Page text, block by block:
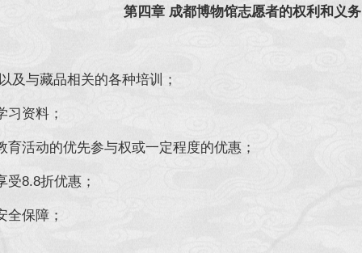
第四章 成都博物馆志愿者的权利和义务
愿者权利
及与藏品相关的各种培训；
资料；
活动的优先参与权或一定程度的优惠；
8.8折优惠；
保障；